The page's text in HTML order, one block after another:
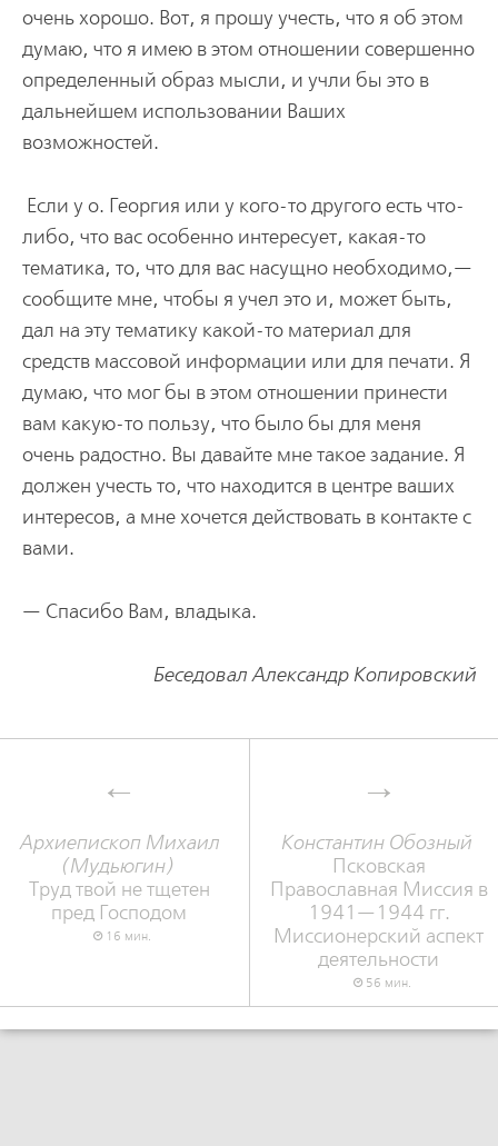
очень хорошо. Вот, я прошу учесть, что я об этом
думаю, что я имею в этом отношении совершенно
определенный образ мысли, и учли бы это в
дальнейшем использовании Ваших
возможностей.
Если у о. Георгия или у кого-то другого есть что-
либо, что вас особенно интересует, какая-то
тематика, то, что для вас насущно необходимо,—
сообщите мне, чтобы я учел это и, может быть,
дал на эту тематику какой-то материал для
средств массовой информации или для печати. Я
думаю, что мог бы в этом отношении принести
вам какую-то пользу, что было бы для меня
очень радостно. Вы давайте мне такое задание. Я
должен учесть то, что находится в центре ваших
интересов, а мне хочется действовать в контакте с
вами.
— Спасибо Вам, владыка.
Беседовал Александр Копировский
Архиепископ Михаил
(Мудьюгин)
Труд твой не тщетен
пред Господом
16 мин.
Константин Обозный
Псковская
Православная Миссия в
1941—1944 гг.
Миссионерский аспект
деятельности
56 мин.